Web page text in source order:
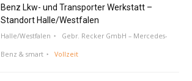
Benz Lkw- und Transporter Werkstatt –
Standort Halle/Westfalen
Halle/Westfalen Gebr. Recker GmbH – Mercedes-
Benz & smart Vollzeit